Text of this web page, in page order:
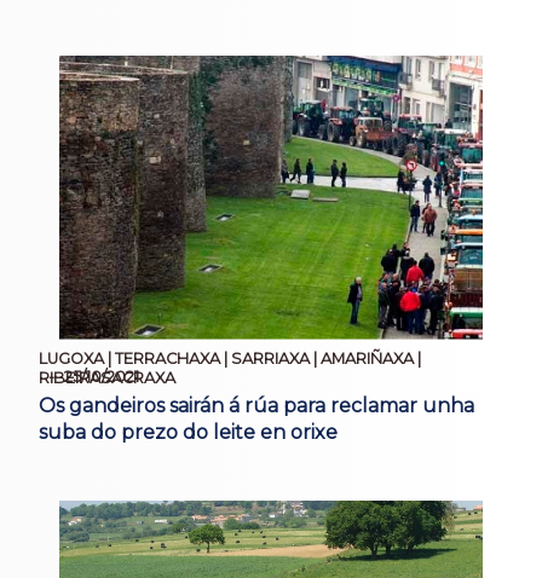
LUGOXA | TERRACHAXA | SARRIAXA | AMARIÑAXA |
RIBEIRASACRAXA
25/10/2021
Os gandeiros sairán á rúa para reclamar unha
suba do prezo do leite en orixe